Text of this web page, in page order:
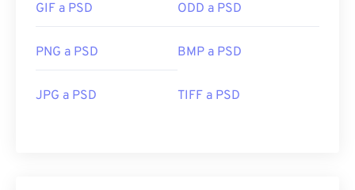
GIF a PSD ODD a PSD
PNG a PSD BMP a PSD
JPG a PSD TIFF a PSD